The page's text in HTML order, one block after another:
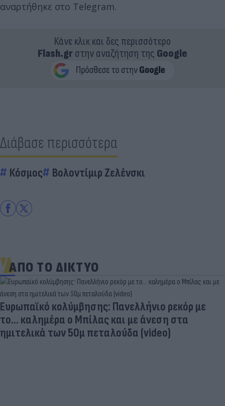
αναρτήθηκε στο Telegram.
Κάνε κλικ και δες περισσότερο
Flash.grστην αναζήτηση της Google
Διάβασε περισσότερα
Κόσμος Βολοντίμιρ Ζελένσκι
ΑΠΟ ΤΟ ΔΙΚΤΥΟ
Πριν από τη δόξα, υπήρξε ένας πατέρας που
έπρεπε να δώσει μια μεγάλη μάχη για τον γιο του